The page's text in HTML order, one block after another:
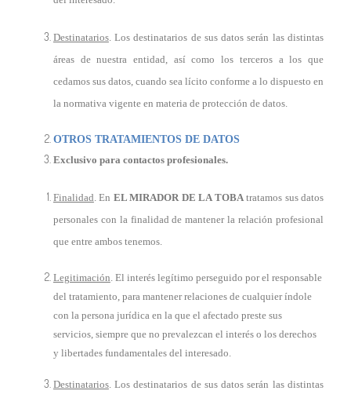
Destinatarios. Los destinatarios de sus datos serán las distintas
áreas de nuestra entidad, así como los terceros a los que
cedamos sus datos, cuando sea lícito conforme a lo dispuesto en
la normativa vigente en materia de protección de datos.
OTROS TRATAMIENTOS DE DATOS
Exclusivo para contactos profesionales.
Finalidad. En EL MIRADOR DE LA TOBAtratamos sus datos
personales con la finalidad de mantener la relación profesional
que entre ambos tenemos.
Legitimación. El interés legítimo perseguido por el responsable
del tratamiento, para mantener relaciones de cualquier índole
con la persona jurídica en la que el afectado preste sus
servicios, siempre que no prevalezcan el interés o los derechos
y libertades fundamentales del interesado.
Destinatarios. Los destinatarios de sus datos serán las distintas